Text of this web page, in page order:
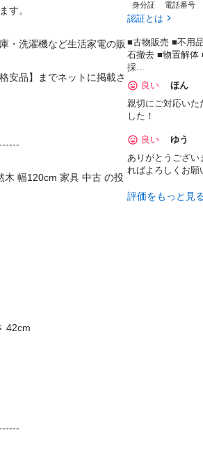
す。
・洗濯機など生活家電の販
安品】までネットに掲載さ
木 幅120cm 家具 中古 の投
42cm
身分証 電話番号
認証とは
■古物販売 ■不用
石撤去 ■物置解体
採...
良い
ほん
親切にご対応いた
した！
良い
ゆう
ありがとうござい
ればよろしくお願
評価をもっと見